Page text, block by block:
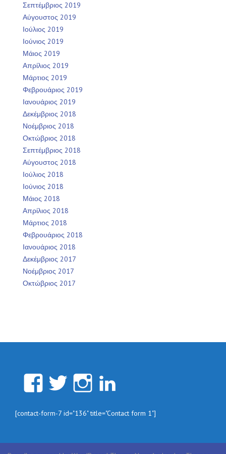
Σεπτέμβριος 2019
Αύγουστος 2019
Ιούλιος 2019
Ιούνιος 2019
Μάιος 2019
Απρίλιος 2019
Μάρτιος 2019
Φεβρουάριος 2019
Ιανουάριος 2019
Δεκέμβριος 2018
Νοέμβριος 2018
Οκτώβριος 2018
Σεπτέμβριος 2018
Αύγουστος 2018
Ιούλιος 2018
Ιούνιος 2018
Μάιος 2018
Απρίλιος 2018
Μάρτιος 2018
Φεβρουάριος 2018
Ιανουάριος 2018
Δεκέμβριος 2017
Νοέμβριος 2017
Οκτώβριος 2017
Facebook
TwitterInstagram
[contact-form-7 id="136" title="Contact form 1"]